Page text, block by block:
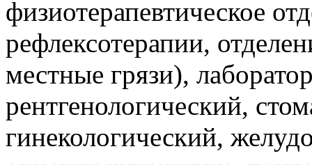
физиотерапевтическое
рефлексотерапии,
местные грязи),
рентгенологический,
гинекологический,